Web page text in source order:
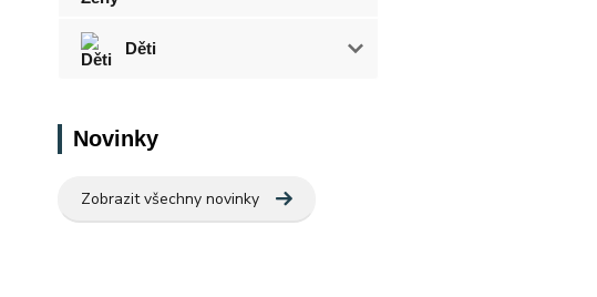
Děti
Novinky
Zobrazit všechny novinky